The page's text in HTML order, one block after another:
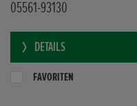
05561-93130
DETAILS
FAVORITEN